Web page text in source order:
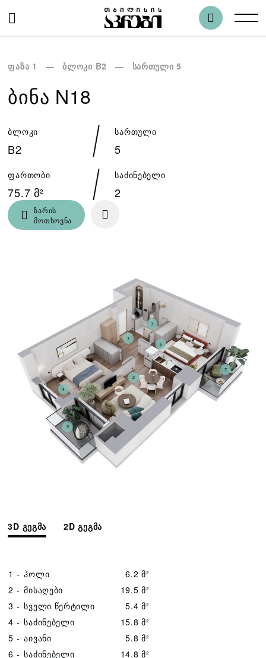
ფაზა 1 ბლოკი B2 სართული 5
ᲑᲘᲜᲐ N18
ბლოკი
B2
სართული
5
ფართობი
75.7 მ²
საძინებელი
2
ზარის
მოთხოვნა
1
2
3
4
5
6
7
3D გეგმა 2D გეგმა
1 - ჰოლი
6.2 მ²
2 - მისაღები
19.5 მ²
3 - სველი წერტილი
5.4 მ²
4 - საძინებელი
15.8 მ²
5 - აივანი
5.8 მ²
6 - საძინებელი
14.8 მ²